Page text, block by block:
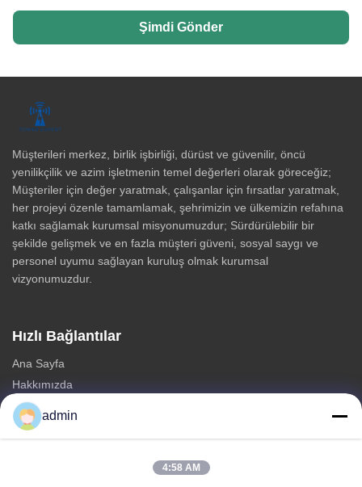
Şimdi Gönder
Müşterileri merkez, birlik işbirliği, dürüst ve güvenilir, öncü
yenilikçilik ve azim işletmenin temel değerleri olarak göreceğiz;
Müşteriler için değer yaratmak, çalışanlar için fırsatlar yaratmak,
her projeyi özenle tamamlamak, şehrimizin ve ülkemizin refahına
katkı sağlamak kurumsal misyonumuzdur; Sürdürülebilir bir
şekilde gelişmek ve en fazla müşteri güveni, sosyal saygı ve
personel uyumu sağlayan kuruluş olmak kurumsal
vizyonumuzdur.
Hızlı Bağlantılar
Ana Sayfa
Hakkımızda
Ürünler
Bize Ulaşın
admin
4:58 AM